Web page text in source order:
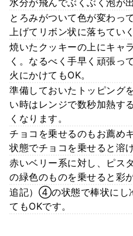
とろみがついて色が変わっ
上げてリボン状に落ちてい
焼いたクッキーの上にキャ
く。なるべく手早く頑張っ
火にかけてもOK。
準備しておいたトッピング
い時はレンジで数秒加熱す
くなります。
チョコを乗せるのもお薦め
状態でチョコを乗せると溶
赤いベリー系に対し、ピス
の緑色のものを乗せると彩
追記）④の状態で棒状にし
てもOKです。